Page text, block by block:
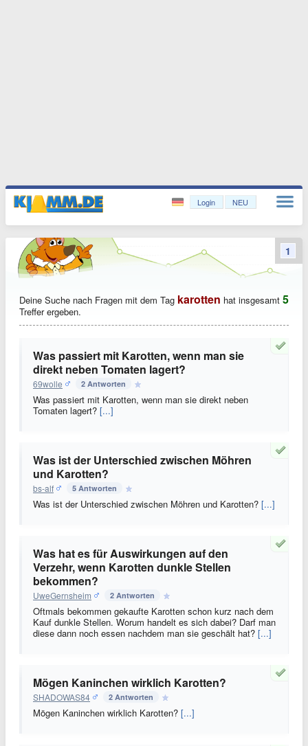
Login NEU
Deine Suche nach Fragen mit dem Tag karotten hat insgesamt 5
Treffer ergeben.
Was passiert mit Karotten, wenn man sie
direkt neben Tomaten lagert?
69wolle 2 Antworten
Was passiert mit Karotten, wenn man sie direkt neben
Tomaten lagert? [...]
Was ist der Unterschied zwischen Möhren
und Karotten?
bs-alf 5 Antworten
Was ist der Unterschied zwischen Möhren und Karotten? [...]
Was hat es für Auswirkungen auf den
Verzehr, wenn Karotten dunkle Stellen
bekommen?
UweGernsheim 2 Antworten
Oftmals bekommen gekaufte Karotten schon kurz nach dem
Kauf dunkle Stellen. Worum handelt es sich dabei? Darf man
diese dann noch essen nachdem man sie geschält hat? [...]
Mögen Kaninchen wirklich Karotten?
SHADOWAS84 2 Antworten
Mögen Kaninchen wirklich Karotten? [...]
1